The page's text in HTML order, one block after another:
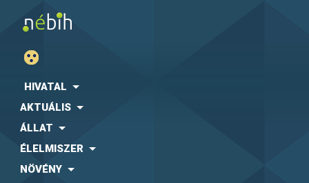
HIVATAL
AKTUÁLIS
ÁLLAT
ÉLELMISZER
NÖVÉNY